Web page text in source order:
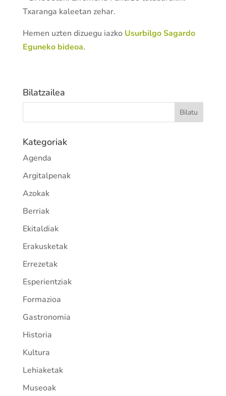
Txaranga kaleetan zehar.
Hemen uzten dizuegu iazko Usurbilgo Sagardo
Eguneko bideoa.
Bilatzailea
Kategoriak
Agenda
Argitalpenak
Azokak
Berriak
Ekitaldiak
Erakusketak
Errezetak
Esperientziak
Formazioa
Gastronomia
Historia
Kultura
Lehiaketak
Museoak